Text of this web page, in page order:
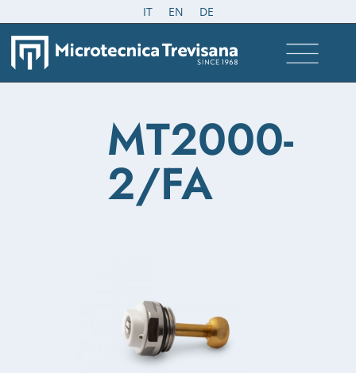
IT EN DE
MT2000-
2/FA